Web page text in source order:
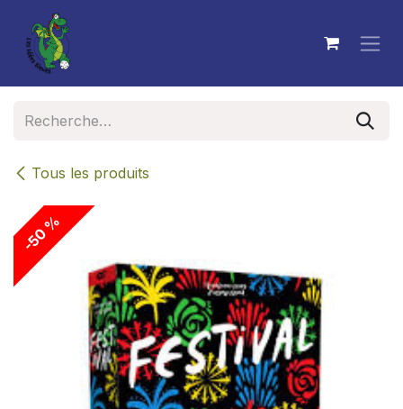
Se rendre au contenu
Tous les produits
-50 %